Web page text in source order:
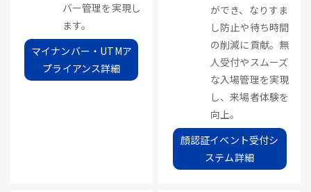
バー管理を実現し
ます。
マイナンバー・UTMア
プライアンス詳細
ができ、なりすま
し防止や待ち時間
の削減に貢献。無
人受付やスムーズ
な入場管理を実現
し、来場者体験を
向上。
顔認証イベント受付シ
ステム詳細